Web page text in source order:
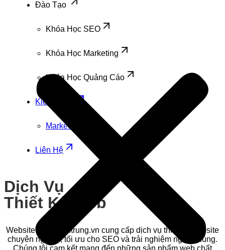
Đào Tạo
Khóa Học SEO
Khóa Học Marketing
Khóa Học Quảng Cáo
Kiến Thức
Marketing
Liên Hệ
Dịch Vụ
Thiết Kế Web
Website Luuthanhtrung.vn cung cấp dịch vụ thiết kế website
chuyên nghiệp, tối ưu cho SEO và trải nghiệm người dùng.
Chúng tôi cam kết mang đến những sản phẩm web chất